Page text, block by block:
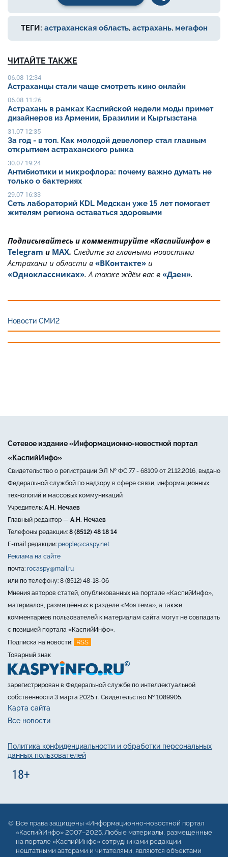
ТЕГИ: астраханская область, астрахань, мегафон
ЧИТАЙТЕ ТАКЖЕ
06.08 12:34
Астраханцы стали чаще смотреть кино онлайн
06.08 11:26
Астрахань в рамках Каспийской недели моды примет
дизайнеров из Армении, Бразилии и Кыргызстана
31.07 12:35
За год - в топ. Как молодой девелопер стал главным
открытием астраханского рынка
30.07 19:24
Антибиотики и микрофлора: почему важно думать не
только о бактериях
29.07 16:33
Сеть лабораторий KDL Медскан уже 15 лет помогает
жителям региона оставаться здоровыми
Подписывайтесь и комментируйте «Каспийинфо» в
Telegram и MAX. Cледите за главными новостями
Астрахани и области в «ВКонтакте» и
«Одноклассниках». А также ждём вас в «Дзен».
Новости СМИ2
Сетевое издание «Информационно-новостной портал
«КаспийИнфо»
Свидетельство о регистрации ЭЛ № ФС 77 - 68109 от 21.12.2016, выдано
Федеральной службой по надзору в сфере связи, информационных
технологий и массовых коммуникаций
Учредитель: А.Н. Нечаев
Главный редактор — А.Н. Нечаев
Телефоны редакции: 8 (8512) 48 18 14
E-mail редакции: people@caspy.net
Реклама на сайте
почта: rocaspy@mail.ru
или по телефону: 8 (8512) 48-18-06
Мнения авторов статей, опубликованных на портале «КаспийИнфо»,
материалов, размещённых в разделе «Моя тема», а также
комментариев пользователей к материалам сайта могут не совпадать
с позицией портала «КаспийИнфо».
Подписка на новости:
RSS
Товарный знак
зарегистрирован в Федеральной службе по интеллектуальной
собственности 3 марта 2025 г. Свидетельство № 1089905.
Карта сайта
Все новости
Политика конфиденциальности и обработки персональных
данных пользователей
Все права защищены «Информационно-новостной портал
«КаспийИнфо» 2007–2025. Любые материалы, размещенные
на портале «КаспийИнфо» сотрудниками редакции,
нештатными авторами и читателями, являются объектами